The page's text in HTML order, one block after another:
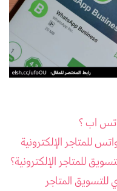
اب ؟
للمتاجر الإلكترونية
للمتاجر الإلكترونية؟
المتاجر